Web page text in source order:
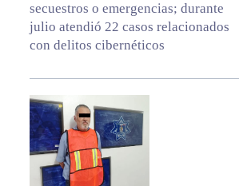
secuestros o emergencias; durante
julio atendió 22 casos relacionados
con delitos cibernéticos